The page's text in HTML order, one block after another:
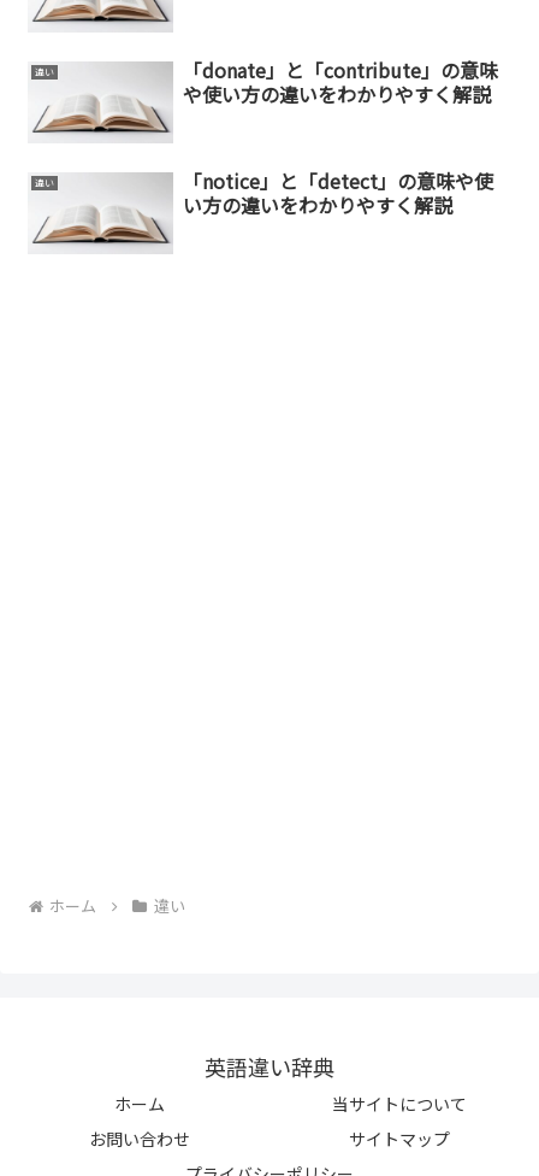
違い
「donate」と「contribute」の意味
や使い方の違いをわかりやすく解説
違い
「notice」と「detect」の意味や使
い方の違いをわかりやすく解説
ホーム 違い
英語違い辞典
ホーム
当サイトについて
お問い合わせ
サイトマップ